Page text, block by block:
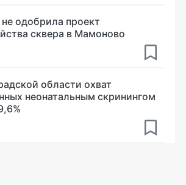
одобрила проект
сквера в Мамоново
области охват
неонатальным скринингом